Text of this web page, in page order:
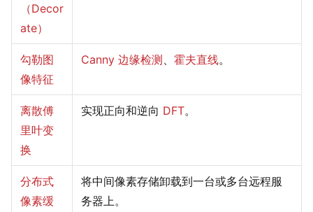
（Decor
ate）
勾勒图
像特征
Canny 边缘检测 霍夫直线。
离散傅
里叶变
换
实现正向和逆向 DFT。
分布式
像素缓
将中间像素存储卸载到一台或多台远程服
务器上。